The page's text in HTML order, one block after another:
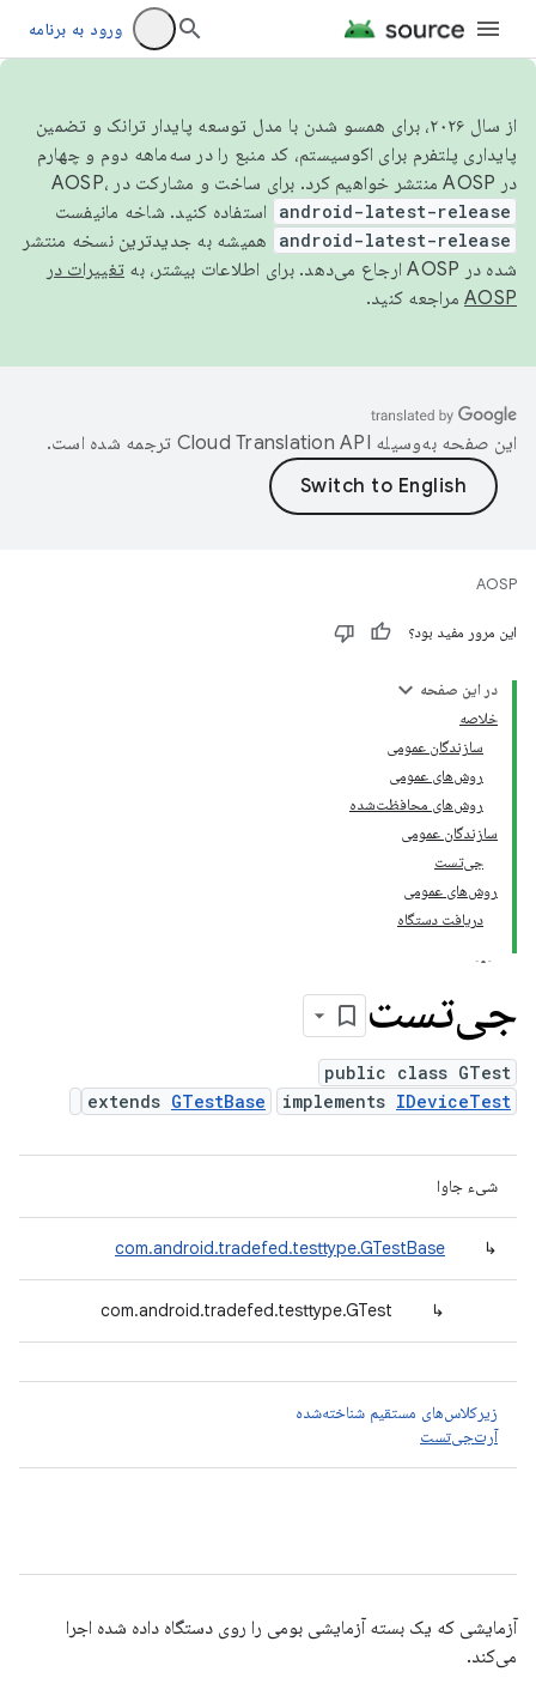
ورود به برنامه
از سال ۲۰۲۶، برای همسو شدن با مدل توسعه پایدار ترانک و تضمین
پایداری پلتفرم برای اکوسیستم، کد منبع را در سه‌ماهه دوم و چهارم
در AOSP منتشر خواهیم کرد. برای ساخت و مشارکت در AOSP،
android-latest-release استفاده کنید. شاخه مانیفست
android-latest-release
همیشه به جدیدترین نسخه منتشر
شده در AOSP ارجاع می‌دهد. برای اطلاعات بیشتر، به
تغییرات در
AOSP مراجعه کنید.
این صفحه به‌وسیله ترجمه شده است.
AOSP
این مرور مفید بود؟
در این صفحه
خلاصه
سازندگان عمومی
روش‌های عمومی
روش‌های محافظت‌شده
سازندگان عمومی
جی‌تست
روش‌های عمومی
دریافت دستگاه
جی‌تست
public class GTest
extends GTestBase implements IDeviceTest
شیء جاوا
↳
com.android.tradefed.testtype.GTestBase
↳
com.android.tradefed.testtype.GTest
زیرکلاس‌های مستقیم شناخته‌شده
آرت‌جی‌تست
آزمایشی که یک بسته آزمایشی بومی را روی دستگاه داده شده اجرا
می‌کند.